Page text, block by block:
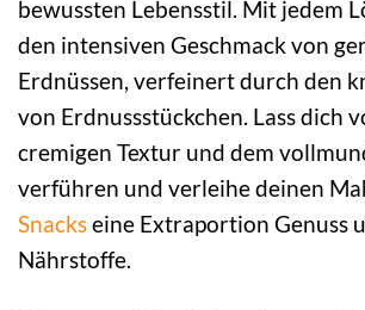
bewussten Lebensstil. Mit jedem
den intensiven Geschmack von
Erdnüssen, verfeinert durch den
von Erdnussstückchen. Lass dich
cremigen Textur und dem
verführen und verleihe deinen
Snackseine Extraportion Genuss
Nährstoffe.